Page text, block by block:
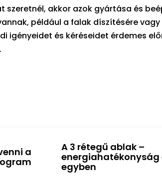
akkor azok gyártása és
például a falak díszítésére
igényeidet és kéréseidet érdemes
a
A 3 rétegű ablak –
energiahatékonyság
egyben